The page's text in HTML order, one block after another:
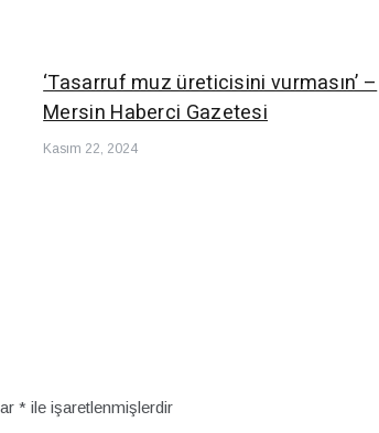
‘Tasarruf muz üreticisini vurmasın’ –
Mersin Haberci Gazetesi
Kasım 22, 2024
* ile işaretlenmişlerdir